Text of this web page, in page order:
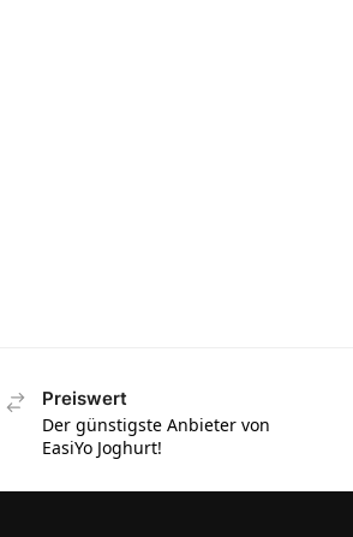
Preiswert
Der günstigste Anbieter von
EasiYo Joghurt!